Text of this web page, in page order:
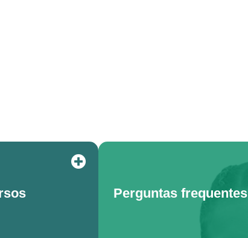
Perguntas frequentes